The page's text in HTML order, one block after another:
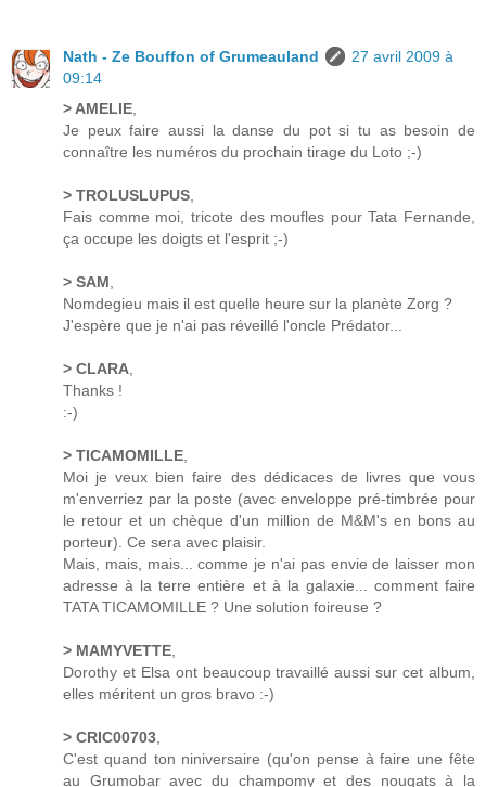
Nath - Ze Bouffon of Grumeauland
27 avril 2009 à
09:14
> AMELIE,
Je peux faire aussi la danse du pot si tu as besoin de
connaître les numéros du prochain tirage du Loto ;-)
> TROLUSLUPUS,
Fais comme moi, tricote des moufles pour Tata Fernande,
ça occupe les doigts et l'esprit ;-)
> SAM,
Nomdegieu mais il est quelle heure sur la planète Zorg ?
J'espère que je n'ai pas réveillé l'oncle Prédator...
> CLARA,
Thanks !
:-)
> TICAMOMILLE,
Moi je veux bien faire des dédicaces de livres que vous
m'enverriez par la poste (avec enveloppe pré-timbrée pour
le retour et un chèque d'un million de M&M's en bons au
porteur). Ce sera avec plaisir.
Mais, mais, mais... comme je n'ai pas envie de laisser mon
adresse à la terre entière et à la galaxie... comment faire
TATA TICAMOMILLE ? Une solution foireuse ?
> MAMYVETTE,
Dorothy et Elsa ont beaucoup travaillé aussi sur cet album,
elles méritent un gros bravo :-)
> CRIC00703,
C'est quand ton niniversaire (qu'on pense à faire une fête
au Grumobar avec du champomy et des nougats à la